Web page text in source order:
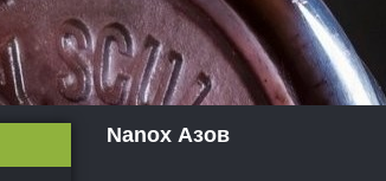
Nanox Азов